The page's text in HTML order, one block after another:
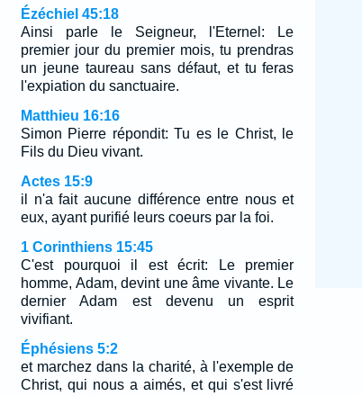
Ézéchiel 45:18
Ainsi parle le Seigneur, l'Eternel: Le
premier jour du premier mois, tu prendras
un jeune taureau sans défaut, et tu feras
l'expiation du sanctuaire.
Matthieu 16:16
Simon Pierre répondit: Tu es le Christ, le
Fils du Dieu vivant.
Actes 15:9
il n'a fait aucune différence entre nous et
eux, ayant purifié leurs coeurs par la foi.
1 Corinthiens 15:45
C'est pourquoi il est écrit: Le premier
homme, Adam, devint une âme vivante. Le
dernier Adam est devenu un esprit
vivifiant.
Éphésiens 5:2
et marchez dans la charité, à l'exemple de
Christ, qui nous a aimés, et qui s'est livré